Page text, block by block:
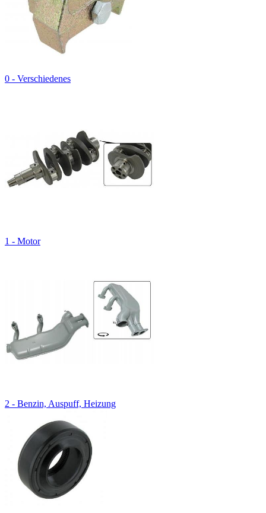
0 - Verschiedenes
1 - Motor
2 - Benzin, Auspuff, Heizung